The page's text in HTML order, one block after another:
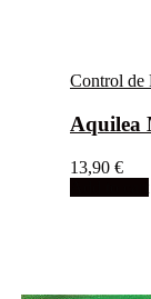
Control de
Aquilea
13,90 €